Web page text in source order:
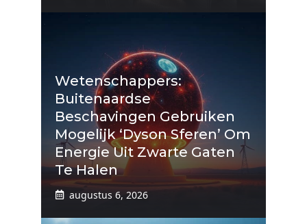
Wetenschappers:
Buitenaardse
Beschavingen Gebruiken
Mogelijk ‘Dyson Sferen’ Om
Energie Uit Zwarte Gaten
Te Halen
augustus 6, 2026